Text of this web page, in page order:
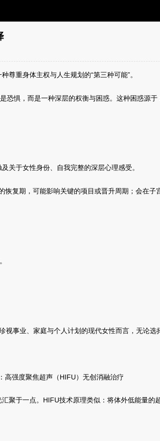
尊重身体主权与人生规划的“第三种可能”。
恐惧，而是一种深层的权衡与困惑。这种困惑源
关于女性身份、自我完整的深层心理感受。
复期，可能影响关键的项目或晋升周期；会在
视事业、家庭与个人计划的现代女性而言，无论选
高强度聚焦超声（HIFU）无创消融治疗
聚于一点。HIFU技术原理类似：将体外低能量